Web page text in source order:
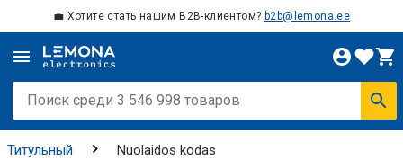
💼 Хотите стать нашим B2B-клиентом? b2b@lemona.ee
Титульный Nuolaidos kodas